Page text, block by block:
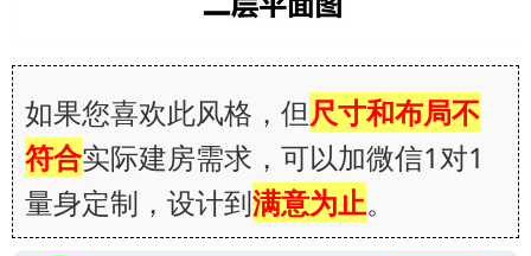
如果您喜欢此风格，但尺寸和布局不
符合实际建房需求，可以加微信1对1
量身定制，设计到满意为止。